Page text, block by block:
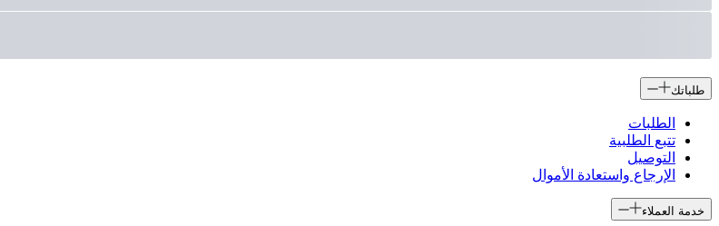
طلباتك
الطلبات
تتبع الطلبية
التوصيل
الإرجاع واستعادة الأموال
خدمة العملاء